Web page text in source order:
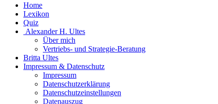
Home
Lexikon
Quiz
Alexander H. Ultes
Über mich
Vertriebs- und Strategie-Beratung
Britta Ultes
Impressum & Datenschutz
Impressum
Datenschutzerklärung
Datenschutzeinstellungen
Datenauszug